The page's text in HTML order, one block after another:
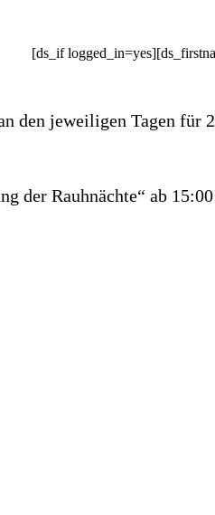
[ds_if
den jeweiligen Tagen für
der Rauhnächte“ ab